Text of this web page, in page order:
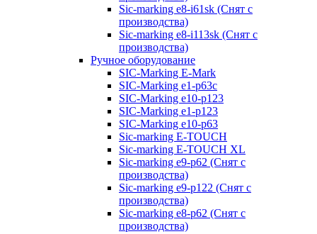
Sic-marking e8-i61sk (Снят с
производства)
Sic-marking e8-i113sk (Снят с
производства)
Ручное оборудование
SIC-Marking E-Mark
SIC-Marking e1-p63с
SIC-Marking e10-p123
SIC-Marking e1-p123
SIC-Marking e10-p63
Sic-marking E-TOUCH
Sic-marking E-TOUCH XL
Sic-marking e9-p62 (Снят с
производства)
Sic-marking e9-p122 (Снят с
производства)
Sic-marking e8-p62 (Снят с
производства)